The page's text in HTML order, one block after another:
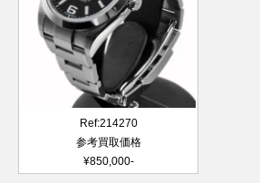
Ref:214270
参考買取価格
¥850,000-